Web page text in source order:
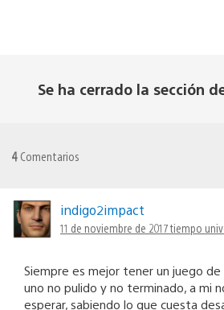
Se ha cerrado la sección
4 Comentarios
indigo2impact
11 de noviembre de 2017 tiempo
Siempre es mejor tener un juego de
uno no pulido y no terminado, a mi
esperar, sabiendo lo que cuesta